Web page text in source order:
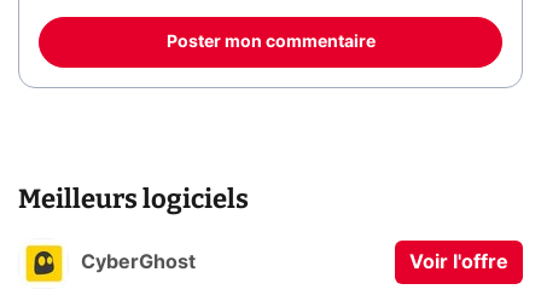
Poster mon commentaire
Meilleurs logiciels
CyberGhost Voir l'offre